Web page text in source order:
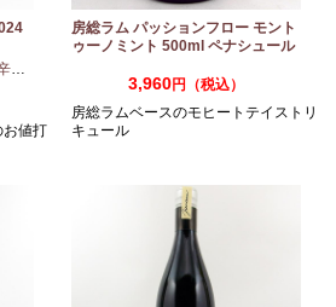
お値打
房総ラム パッションフロー モント
ゥーノミント 500ml ペナシュール
3,960円（税込）
房総ラムベースのモヒートテイストリ
キュール